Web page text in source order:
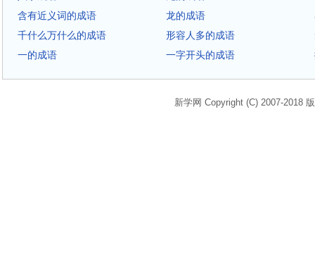
含有近义词的成语
龙的成语
千什么万什么的成语
形容人多的成语
一的成语
一字开头的成语
新学网 Copyright (C) 2007-2018